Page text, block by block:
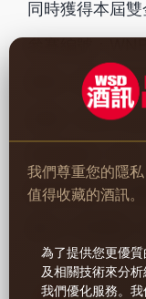
同時獲得本屆雙
產地：紐西蘭
品種：100%
建議售價：
我們尊重您的隱
值得收藏的酒訊。
為了提供您更優
及相關技術來分
我們優化服務。 我